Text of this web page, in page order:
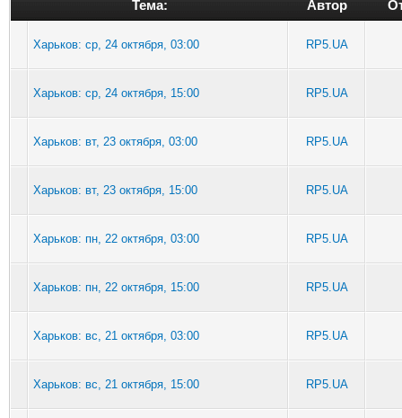
Тема: Автор
Харьков: ср, 24 октября, 03:00 RP5.UA
Харьков: ср, 24 октября, 15:00 RP5.UA
Харьков: вт, 23 октября, 03:00 RP5.UA
Харьков: вт, 23 октября, 15:00 RP5.UA
Харьков: пн, 22 октября, 03:00 RP5.UA
Харьков: пн, 22 октября, 15:00 RP5.UA
Харьков: вс, 21 октября, 03:00 RP5.UA
Харьков: вс, 21 октября, 15:00 RP5.UA